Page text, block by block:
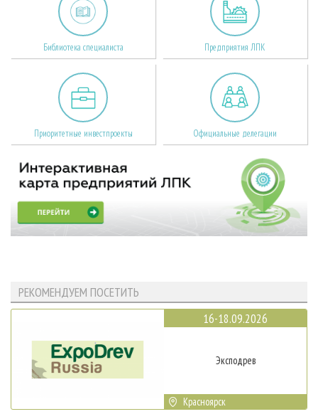
Библиотека специалиста Предприятия ЛПК
Приоритетные инвестпроекты Официальные делегации
РЕКОМЕНДУЕМ ПОСЕТИТЬ
16-18.09.2026
Эксподрев
Красноярск